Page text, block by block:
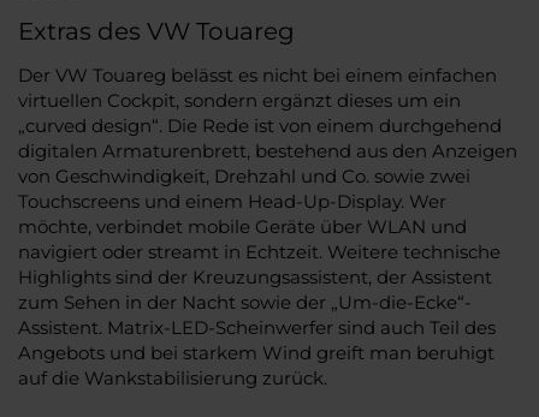
Extras des VW Touareg
Der VW Touareg belässt es nicht bei einem einfachen
virtuellen Cockpit, sondern ergänzt dieses um ein
„curved design“. Die Rede ist von einem durchgehend
digitalen Armaturenbrett, bestehend aus den Anzeigen
von Geschwindigkeit, Drehzahl und Co. sowie zwei
Touchscreens und einem Head-Up-Display. Wer
möchte, verbindet mobile Geräte über WLAN und
navigiert oder streamt in Echtzeit. Weitere technische
Highlights sind der Kreuzungsassistent, der Assistent
zum Sehen in der Nacht sowie der „Um-die-Ecke“-
Assistent. Matrix-LED-Scheinwerfer sind auch Teil des
Angebots und bei starkem Wind greift man beruhigt
auf die Wankstabilisierung zurück.